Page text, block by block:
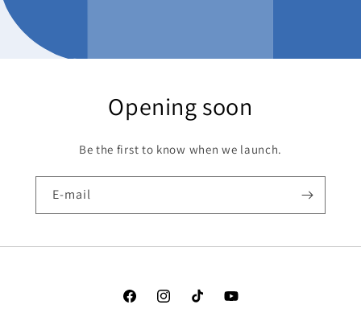
Opening soon
Be the first to know when we launch.
E-mail
FacebookInstagramTikTok YouTube